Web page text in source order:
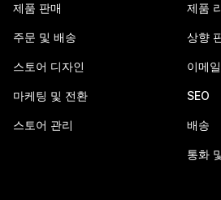
제품 판매
주문 및 배송
스토어 디자인
마케팅 및 전환
스토어 관리
제품
상향
이메
SEO
배송
통화